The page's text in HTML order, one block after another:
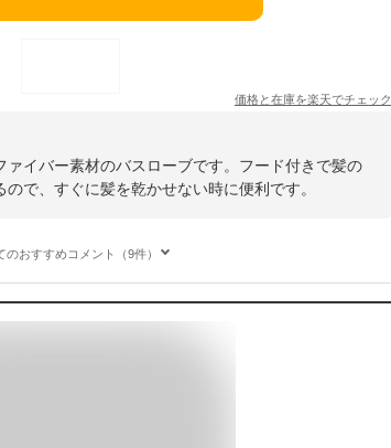
価格と在庫を楽天でチェック
イバー素材のバスローブです。フード付きで髪の
で、すぐに髪を乾かせない時に便利です。
のおすすめコメント（9件）